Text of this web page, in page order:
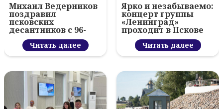
Михаил Ведерников
поздравил
псковских
десантников с 96-
летием ВДВ и
вручил награды
Читать далее
Ярко и незабываемо:
концерт группы
«Ленинград»
проходит в Пскове
Читать далее